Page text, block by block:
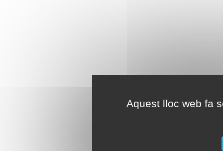
Aquest lloc web fa